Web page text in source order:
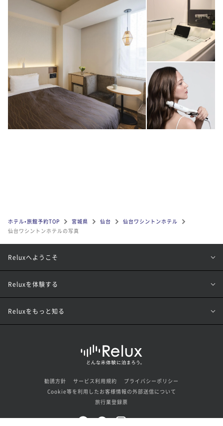
ホテル•旅館予約TOP 宮城県 仙台
仙台ワシントンホテル
仙台ワシントンホテルの写真
Reluxへようこそ
Reluxを体験する
Reluxをもっと知る
勧誘方針 サービス利用規約
プライバシーポリシー
Cookie等を利用したお客様情報の外部送信について
旅行業登録票